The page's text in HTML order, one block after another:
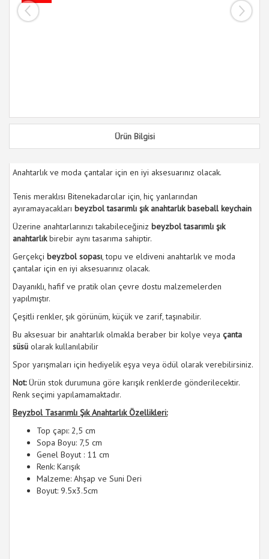
Ürün Bilgisi
Anahtarlık ve moda çantalar için en iyi aksesuarınız olacak.
Tenis meraklısı Bitenekadarcılar için, hiç yanlarından
ayıramayacakları beyzbol tasarımlı şık anahtarlık baseball keychain
Üzerine anahtarlarınızı takabileceğiniz beyzbol tasarımlı şık
anahtarlıkbirebir aynı tasarıma sahiptir.
Gerçekçi beyzbol sopası , topu ve eldiveni anahtarlık ve moda
çantalar için en iyi aksesuarınız olacak.
Dayanıklı, hafif ve pratik olan çevre dostu malzemelerden
yapılmıştır.
Çeşitli renkler, şık görünüm, küçük ve zarif, taşınabilir.
Bu aksesuar bir anahtarlık olmakla beraber bir kolye veya çanta
süsü olarak kullanılabilir
Spor yarışmaları için hediyelik eşya veya ödül olarak verebilirsiniz.
Not:Ürün stok durumuna göre karışık renklerde gönderilecektir.
Renk seçimi yapılamamaktadır.
Beyzbol Tasarımlı Şık Anahtarlık Özellikleri:
Top çapı: 2,5 cm
Sopa Boyu: 7,5 cm
Genel Boyut : 11 cm
Renk: Karışık
Malzeme: Ahşap ve Suni Deri
Boyut: 9.5x3.5cm